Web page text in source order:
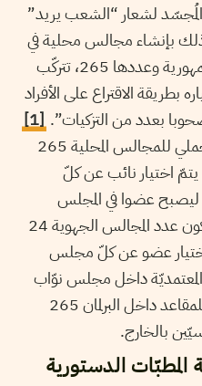
لشعار “الشعب يريد”
بإنشاء مجالس محلية في
كلّ معتمديّة من معتمديّات الجمهورية وعددها 265، تتركّب
الاقتراع على الأفراد
بعدد من التزكيات”. [1]
وبناء على ذلك، يصبح العدد الجملي للمجالس المحلية 265
اختيار نائب عن كلّ
عضوا في المجلس
الجهوي على مستوى الولاية، ليكون عدد المجالس الجهوية 24
عضو عن كلّ مجلس
داخل مجلس نوّاب
الشعب، ليصبح العدد الجملي للمقاعد داخل البرلمان 265
بالخارج.
المطبّات الدستورية